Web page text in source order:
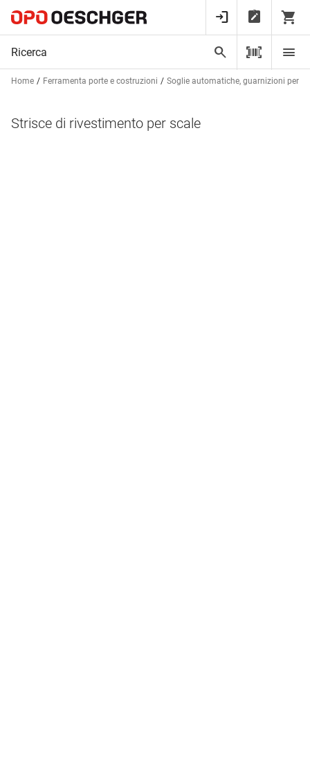
Home Ferramenta porte e costruzioni Soglie automatiche, guarnizioni per
Strisce di rivestimento per scale